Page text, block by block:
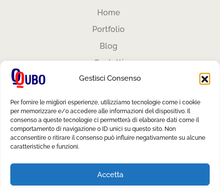
Gestisci Consenso
Per fornire le migliori esperienze, utilizziamo tecnologie come i cookie
per memorizzare e/o accedere alle informazioni del dispositivo. Il
consenso a queste tecnologie ci permetterà di elaborare dati come il
comportamento di navigazione o ID unici su questo sito. Non
acconsentire o ritirare il consenso può influire negativamente su alcune
caratteristiche e funzioni.
Accetta
Home
Portfolio
Blog
Contatti
Area Privata
Cookie Policy